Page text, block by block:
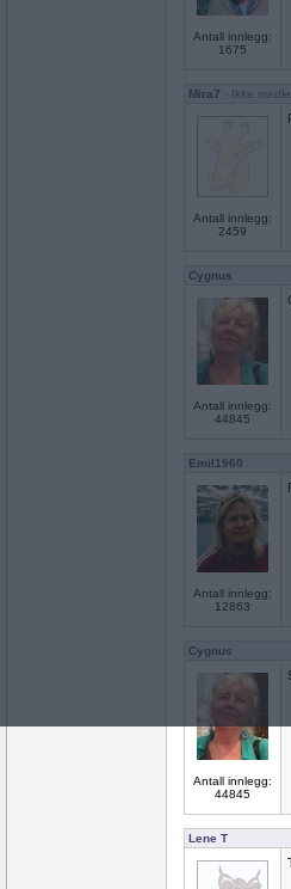
Antall innlegg:
1675
Mira7 - Ikke
Antall innlegg:
2459
Cygnus
Antall innlegg:
44845
Emil1960
Antall innlegg:
12863
Cygnus
Antall innlegg:
44845
Lene T